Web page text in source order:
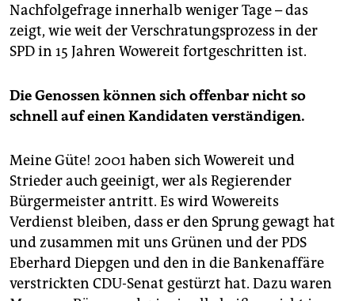
Nachfolgefrage innerhalb weniger Tage – das
zeigt, wie weit der Verschratungsprozess in der
SPD in 15 Jahren Wowereit fortgeschritten ist.
Die Genossen können sich offenbar nicht so
schnell auf einen Kandidaten verständigen.
Meine Güte! 2001 haben sich Wowereit und
Strieder auch geeinigt, wer als Regierender
Bürgermeister antritt. Es wird Wowereits
Verdienst bleiben, dass er den Sprung gewagt hat
und zusammen mit uns Grünen und der PDS
Eberhard Diepgen und den in die Bankenaffäre
verstrickten CDU-Senat gestürzt hat. Dazu waren